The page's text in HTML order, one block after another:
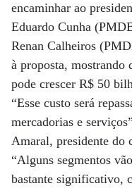
encaminhar ao
Eduardo Cunha
Renan Calheiros
à proposta, mostrando
pode crescer R$ 50
“Esse custo será
mercadorias e
Amaral, presidente do
“Alguns segmentos
bastante significativo,